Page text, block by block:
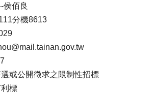
侯佰良
分機8613
或公開徵求之限制性招標
標